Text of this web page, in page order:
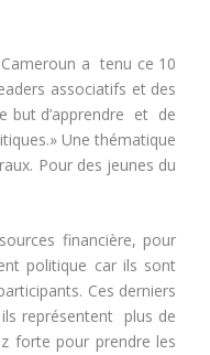
a tenu ce 10
associatifs et des
but d’apprendre et de
Une thématique
Pour des jeunes du
financière, pour
politique car ils sont
Ces derniers
représentent plus de
forte pour prendre les